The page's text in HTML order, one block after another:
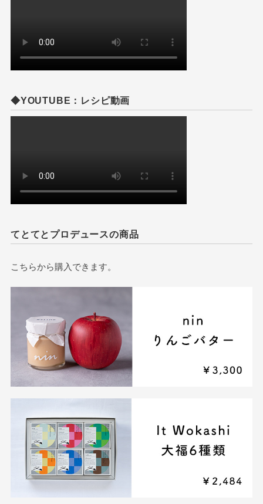
◆YOUTUBE：レシピ動画
てとてとプロデュースの商品
こちらから購入できます。